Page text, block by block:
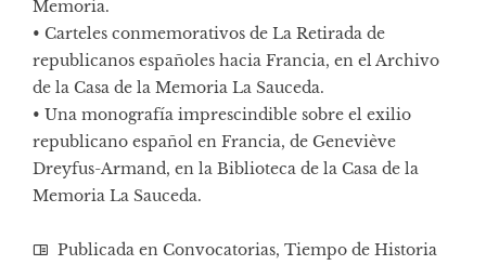
Memoria.
• Carteles conmemorativos de La Retirada de
republicanos españoles hacia Francia, en el Archivo
de la Casa de la Memoria La Sauceda.
• Una monografía imprescindible sobre el exilio
republicano español en Francia, de Geneviève
Dreyfus-Armand, en la Biblioteca de la Casa de la
Memoria La Sauceda.
Publicada en Convocatorias, Tiempo de Historia